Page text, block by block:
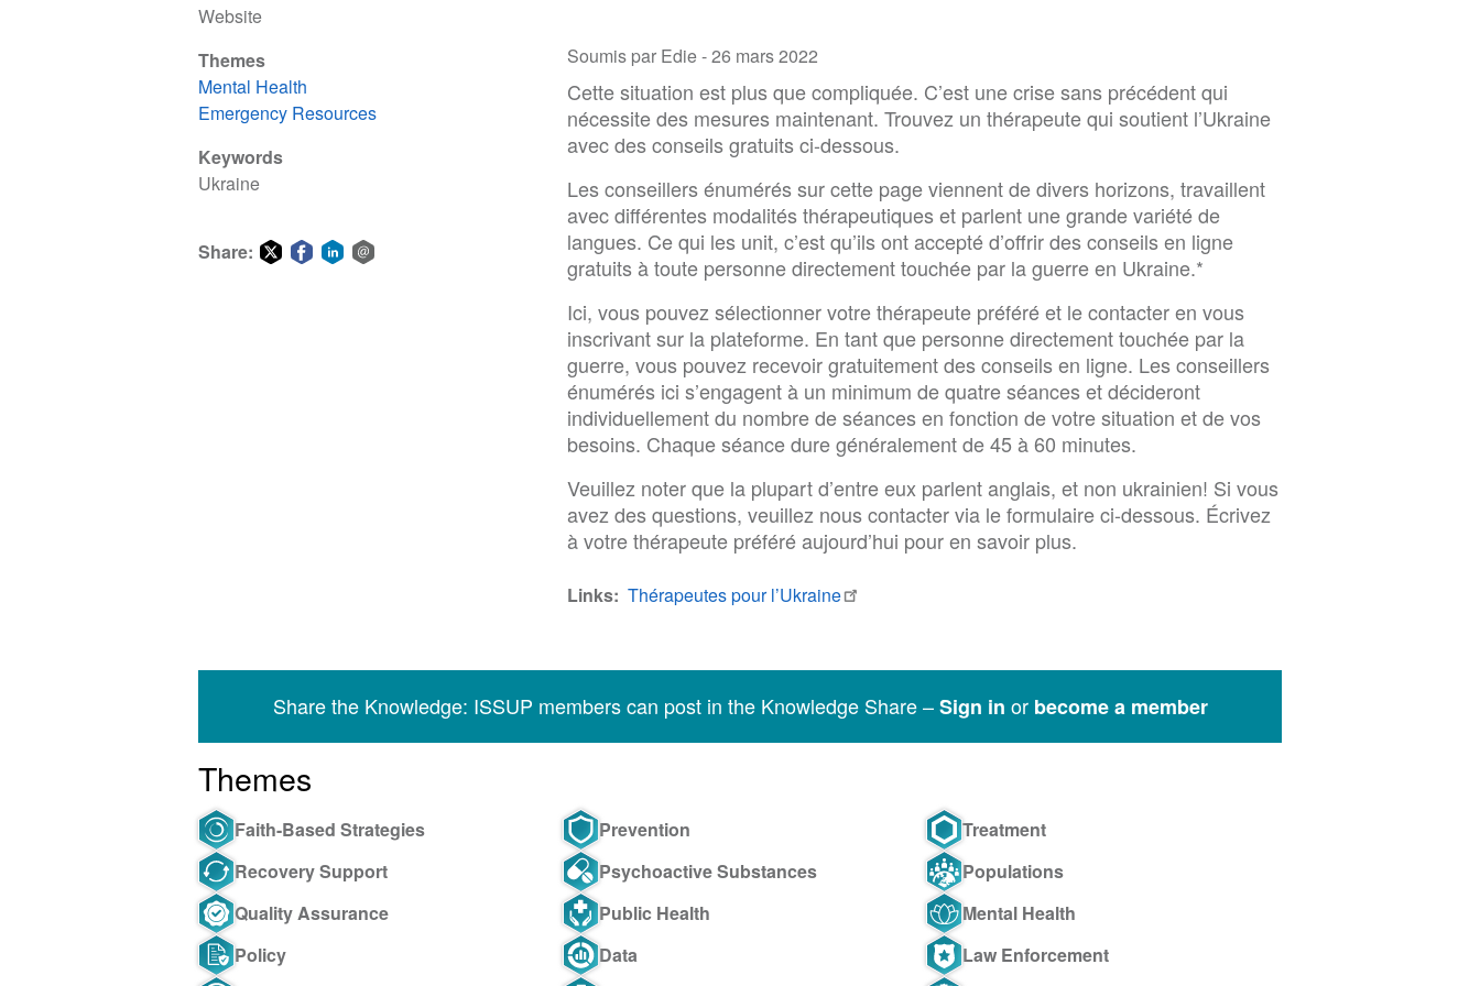
Website
Themes
Mental Health
Emergency Resources
Keywords
Ukraine
Share:
Soumis par Edie -26 mars 2022
Cette situation est plus que compliquée. C’est une crise sans précédent qui
nécessite des mesures maintenant. Trouvez un thérapeute qui soutient l’Ukraine
avec des conseils gratuits ci-dessous.
Les conseillers énumérés sur cette page viennent de divers horizons, travaillent
avec différentes modalités thérapeutiques et parlent une grande variété de
langues. Ce qui les unit, c’est qu’ils ont accepté d’offrir des conseils en ligne
gratuits à toute personne directement touchée par la guerre en Ukraine.*
Ici, vous pouvez sélectionner votre thérapeute préféré et le contacter en vous
inscrivant sur la plateforme. En tant que personne directement touchée par la
guerre, vous pouvez recevoir gratuitement des conseils en ligne. Les conseillers
énumérés ici s’engagent à un minimum de quatre séances et décideront
individuellement du nombre de séances en fonction de votre situation et de vos
besoins. Chaque séance dure généralement de 45 à 60 minutes.
Veuillez noter que la plupart d’entre eux parlent anglais, et non ukrainien! Si vous
avez des questions, veuillez nous contacter via le formulaire ci-dessous. Écrivez
à votre thérapeute préféré aujourd’hui pour en savoir plus.
Links Thérapeutes pour l’Ukraine
Share the Knowledge: ISSUP members can post in the Knowledge Share –Sign in or become a member
Themes
Faith-Based Strategies Prevention
Treatment
Recovery Support
Psychoactive Substances
Populations
Quality Assurance
Public Health
Mental Health
Policy
Data
Law Enforcement